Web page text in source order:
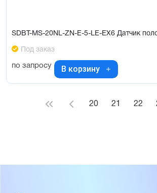
SDBT-MS-20NL-ZN-E-5-LE-EX6 Датчик
Под заказ
по запросу В корзину
20 21 22